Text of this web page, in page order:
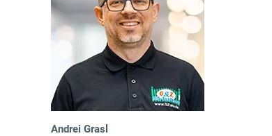
Andrei Grasl